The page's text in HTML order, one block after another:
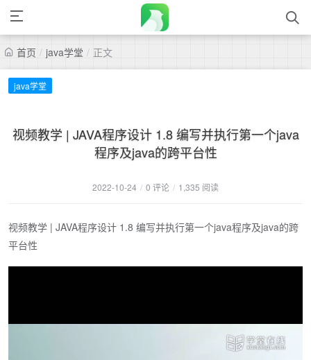
首页 / java学堂 / 正文
java学堂
视频教学 | JAVA程序设计 1.8 编写并执行第一个java
程序及java的跨平台性
2022-10-24 / 0 评论 / 1,335 阅读
视频教学 | JAVA程序设计 1.8 编写并执行第一个java程序及java的跨
平台性